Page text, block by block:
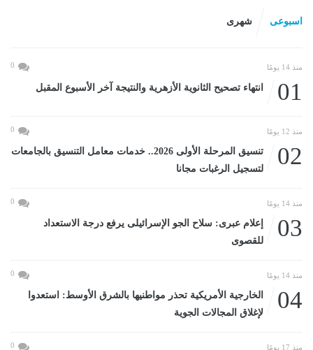
اسبوعى شهرى
منذ 14 يومًا 0
01 انتهاء تصحيح الثانوية الأزهرية والنتيجة آخر الأسبوع المقبل
منذ 12 يومًا 0
02
تنسيق المرحلة الأولى 2026.. خدمات معامل التنسيق بالجامعات
لتسجيل الرغبات مجانا
منذ 14 يومًا 0
03
إعلام عبرى: سلاح الجو الإسرائيلى يرفع درجة الاستعداد
للقصوى
منذ 14 يومًا 0
04
الخارجية الأمريكية تحذر مواطنيها بالشرق الأوسط: استعدوا
لإغلاق المجالات الجوية
منذ 17 يومًا 0